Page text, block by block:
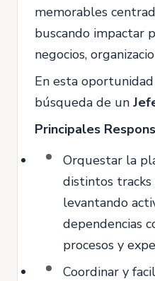
memorables
buscando impactar
negocios,
En esta
búsqueda de un
Principales
Orquestar la
distintos tracks
levantando
dependencias
procesos y
Coordinar y